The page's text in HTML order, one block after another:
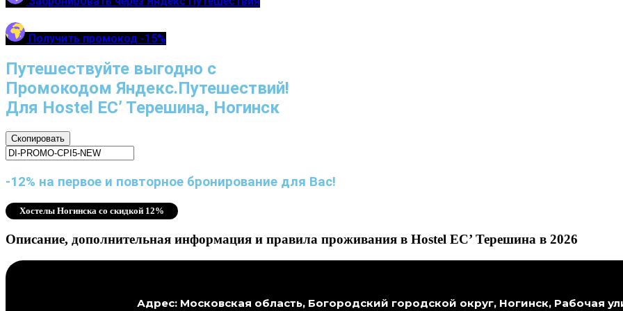
Получить промокод -15%
Путешествуйте выгодно с
Промокодом Яндекс.Путешествий!
Для Hostel ЕС’ Терешина, Ногинск
Скопировать
-12% на первое и повторное бронирование для Вас!
Хостелы Ногинска со скидкой 12%
Описание, дополнительная информация и правила проживания в Hostel ЕС’ Терешина в 2026
Адрес: Московская область, Богородский городской округ, Ногинск, Рабочая